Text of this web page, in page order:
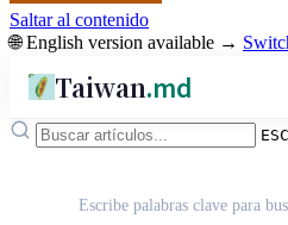
Saltar al contenido
🌐 English version available →
Taiwan.md
ESC
Escribe palabras clave para